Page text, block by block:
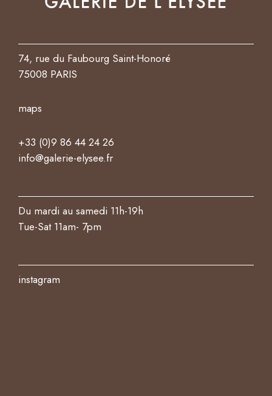
74, rue du Faubourg Saint-Honoré
75008 PARIS
maps
+33 (0)9 86 44 24 26
info@galerie-elysee.fr
Du mardi au samedi 11h-19h
Tue-Sat 11am- 7pm
instagram